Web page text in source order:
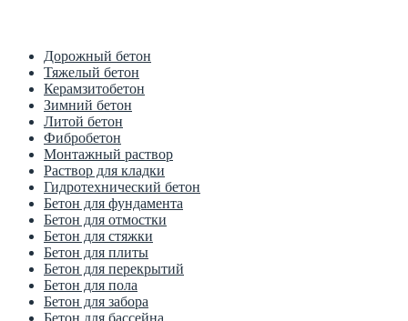
Дорожный бетон
Тяжелый бетон
Керамзитобетон
Зимний бетон
Литой бетон
Фибробетон
Монтажный раствор
Раствор для кладки
Гидротехнический бетон
Бетон для фундамента
Бетон для отмостки
Бетон для стяжки
Бетон для плиты
Бетон для перекрытий
Бетон для пола
Бетон для забора
Бетон для бассейна